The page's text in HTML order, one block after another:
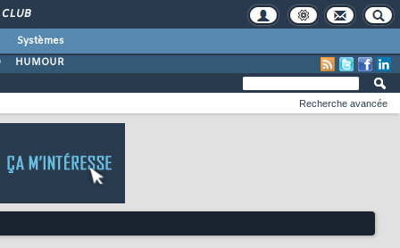
CLUB
Systèmes
HUMOUR
Recherche avancée